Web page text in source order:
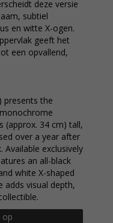
deze versie
subtiel
en witte X-ogen.
geeft het
een opvallend,
presents the
(approx. 34 cm) tall,
over a year after
Available exclusively
an all-black
white X-shaped
adds visual depth,
op